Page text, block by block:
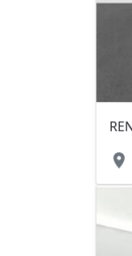
location_on